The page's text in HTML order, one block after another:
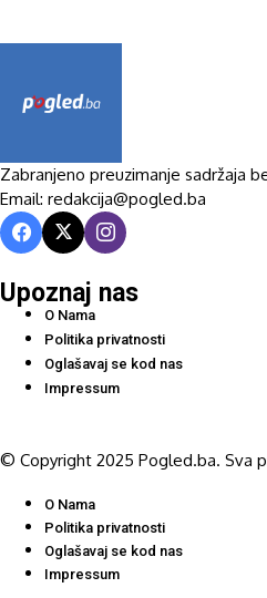
Zabranjeno preuzimanje sadržaja
Email: redakcija@pogled.ba
Upoznaj nas
O Nama
Politika privatnosti
Oglašavaj se kod nas
Impressum
© Copyright 2025 Pogled.ba. Sva
O Nama
Politika privatnosti
Oglašavaj se kod nas
Impressum